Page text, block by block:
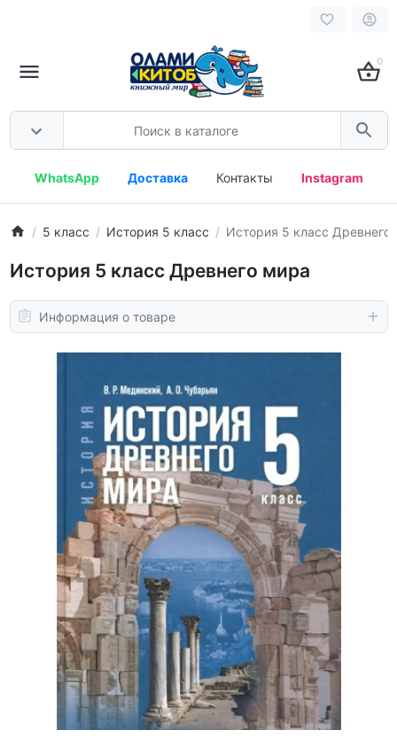
0
WhatsApp Доставка Контакты Instagram
5 класс История 5 класс История 5 класс Древнего
История 5 класс Древнего мира
Информация о товаре